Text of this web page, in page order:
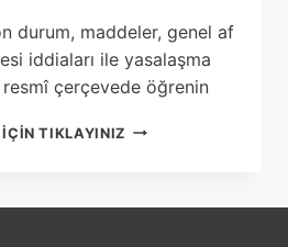
durum, maddeler, genel af
iddiaları ile yasalaşma
çerçevede öğrenin
TIKLAYINIZ